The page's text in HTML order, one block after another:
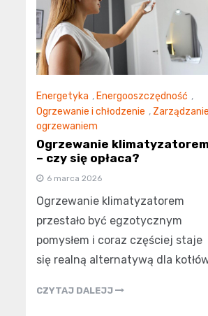
Energetyka , Energooszczędność ,
Ogrzewanie i chłodzenie , Zarządzanie
ogrzewaniem
Ogrzewanie klimatyzatorem
– czy się opłaca?
6 marca 2026
Ogrzewanie klimatyzatorem
przestało być egzotycznym
pomysłem i coraz częściej staje
się realną alternatywą dla
CZYTAJ DALEJJ